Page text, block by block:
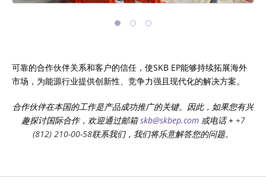
可靠的合作伙伴关系和客户的信任，使SKB EP能够持续拓展海外
市场，为能源行业提供创新性、竞争力强且现代化的解决方案。
合作伙伴在本国的工作是产品成功推广的关键。因此，如果您有兴
趣探讨国际合作，欢迎通过邮箱 skb@skbep.com 或电话+ +7
(812) 210-00-58联系我们，我们将乐意解答您的问题。